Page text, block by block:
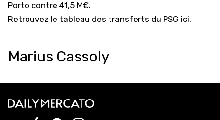
Porto contre 41,5 M€.
Retrouvez le tableau des transferts du PSG ici.
Marius Cassoly